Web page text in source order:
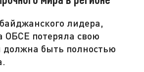
лидера,
ОБСЕ потеряла свою
должна быть полностью